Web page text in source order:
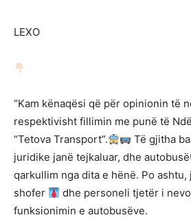
LEXO
“Kam kënaqësi që për opinionin të
respektivisht fillimin me punë të
“Tetova Transport”.
Të gjitha
juridike janë tejkaluar, dhe
qarkullim nga dita e hënë. Po ashtu,
shofer
dhe personeli tjetër i
funksionimin e autobusëve.